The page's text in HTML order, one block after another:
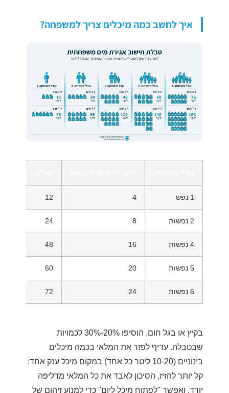
איך לחשב כמה מיכלים צריך למשפחה?
1 נפש 4
12
2 נפשות 8
24
4 נפשות 16
48
5 נפשות 20
60
6 נפשות 24
72
בקיץ או בגל חום, הוסיפו 20%-30% לכמויות
שבטבלה. עדיף לפזר את המלאי בכמה מיכלים
בינוניים (10-20 ליטר כל אחד) במקום מיכל ענק אחד:
קל יותר להזיז, הסיכון לאבד את כל המלאי מדליפה
יורד, ואפשר "לפתוח מיכל ליום" כדי למנוע זיהום של